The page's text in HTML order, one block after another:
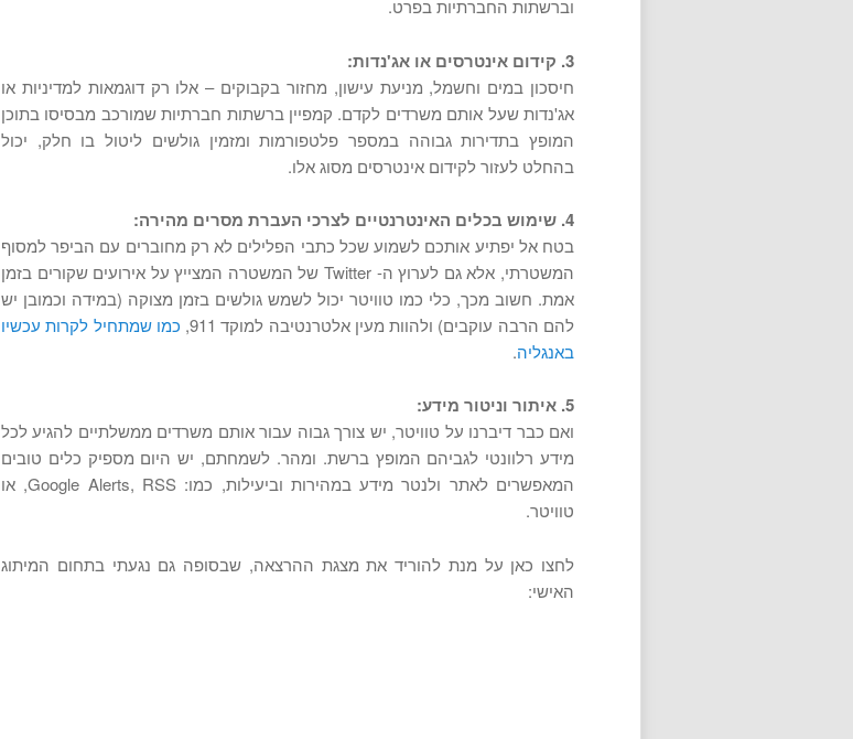
וברשתות החברתיות בפרט.
3. קידום אינטרסים או אג'נדות:
חיסכון במים וחשמל, מניעת עישון, מחזור בקבוקים – אלו רק דוגמאות למדיניות או
אג'נדות שעל אותם משרדים לקדם. קמפיין ברשתות חברתיות שמורכב מבסיסו בתוכן
המופץ בתדירות גבוהה במספר פלטפורמות ומזמין גולשים ליטול בו חלק, יכול
בהחלט לעזור לקידום אינטרסים מסוג אלו.
4. שימוש בכלים האינטרנטיים לצרכי העברת מסרים מהירה:
בטח אל יפתיע אותכם לשמוע שכל כתבי הפלילים לא רק מחוברים עם הביפר למסוף
המשטרתי, אלא גם לערוץ ה- Twitter של המשטרה המצייץ על אירועים שקורים בזמן
אמת. חשוב מכך, כלי כמו טוויטר יכול לשמש גולשים בזמן מצוקה (במידה וכמובן יש
להם הרבה עוקבים) ולהוות מעין אלטרנטיבה למוקד 911,
כמו שמתחיל לקרות עכשיו
באנגליה.
5. איתור וניטור מידע:
ואם כבר דיברנו על טוויטר, יש צורך גבוה עבור אותם משרדים ממשלתיים להגיע לכל
מידע רלוונטי לגביהם המופץ ברשת. ומהר. לשמחתם, יש היום מספיק כלים טובים
המאפשרים לאתר ולנטר מידע במהירות וביעילות, כמו: Google Alerts, RSS, או
טוויטר.
לחצו כאן על מנת להוריד את מצגת ההרצאה, שבסופה גם נגעתי בתחום המיתוג
האישי: